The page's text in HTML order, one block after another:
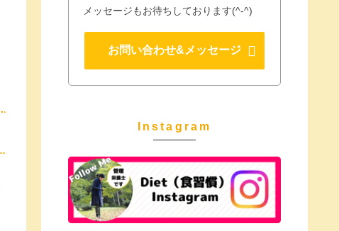
メッセージもお待ちしております(^-^)
お問い合わせ&メッセージ
Instagram